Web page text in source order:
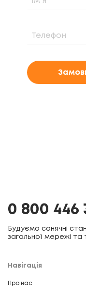
0 800 446
Будуємо сонячні
загальної мережі та
Навігація
Про нас